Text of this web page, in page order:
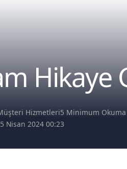
Hikaye
Nisan 2024 00:23
Hizmetleri5 Minimum Okuma